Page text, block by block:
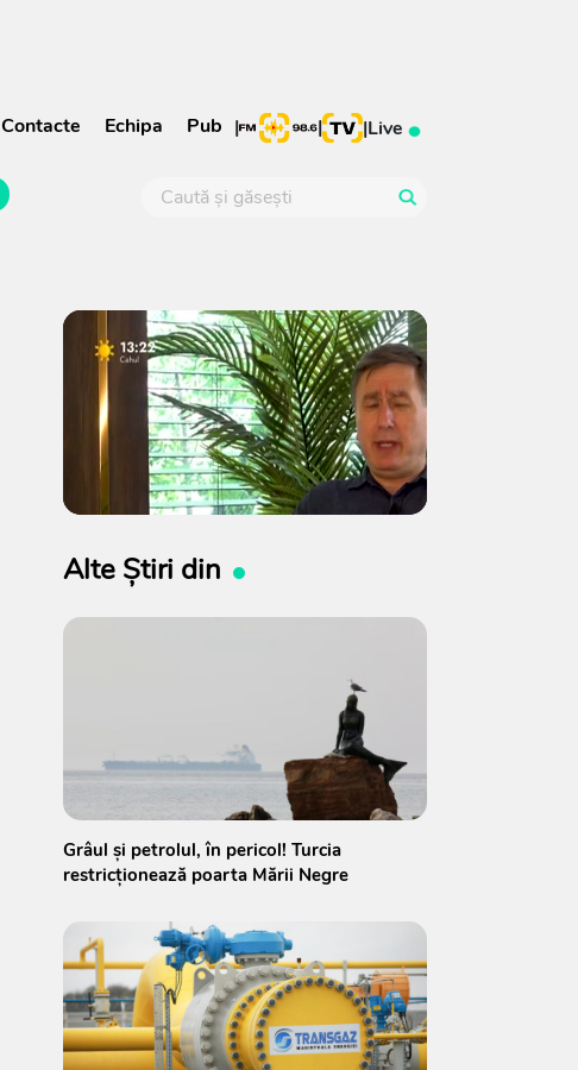
Contacte Echipa Pub | | |Live
Alte Știri din
Grâul și petrolul, în pericol! Turcia
restricționează poarta Mării Negre